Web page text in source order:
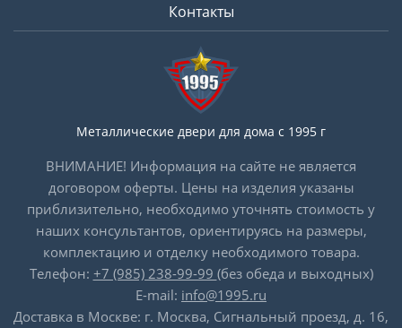
Контакты
Металлические двери для дома с 1995 г
ВНИМАНИЕ! Информация на сайте не является
договором оферты. Цены на изделия указаны
приблизительно, необходимо уточнять стоимость у
наших консультантов, ориентируясь на размеры,
комплектацию и отделку необходимого товара.
Телефон: +7 (985) 238-99-99 (без обеда и выходных)
E-mail: info@1995.ru
Доставка в Москве: г. Москва, Сигнальный проезд, д. 16,